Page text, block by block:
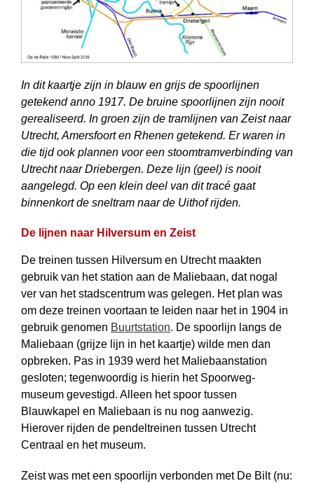
In dit kaartje zijn in blauw en grijs de spoorlijnen
getekend anno 1917. De bruine spoorlijnen zijn nooit
gerealiseerd. In groen zijn de tramlijnen van Zeist naar
Utrecht, Amersfoort en Rhenen getekend. Er waren in
die tijd ook plannen voor een stoomtramverbinding van
Utrecht naar Driebergen. Deze lijn (geel) is nooit
aangelegd. Op een klein deel van dit tracé gaat
binnenkort de sneltram naar de Uithof rijden.
De lijnen naar Hilversum en Zeist
De treinen tussen Hilversum en Utrecht maakten
gebruik van het station aan de Maliebaan, dat nogal
ver van het stadscentrum was gelegen. Het plan was
om deze treinen voortaan te leiden naar het in 1904 in
gebruik genomen Buurtstation. De spoorlijn langs de
Maliebaan (grijze lijn in het kaartje) wilde men dan
opbreken. Pas in 1939 werd het Maliebaanstation
gesloten; tegenwoordig is hierin het Spoorweg­
museum gevestigd. Alleen het spoor tussen
Blauwkapel en Maliebaan is nu nog aanwezig.
Hierover rijden de pendeltreinen tussen Utrecht
Centraal en het museum.
Zeist was met een spoorlijn verbonden met De Bilt (nu: